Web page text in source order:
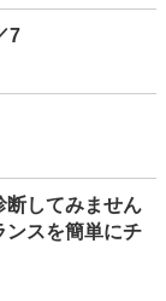
7
断してみません
ンスを簡単にチ